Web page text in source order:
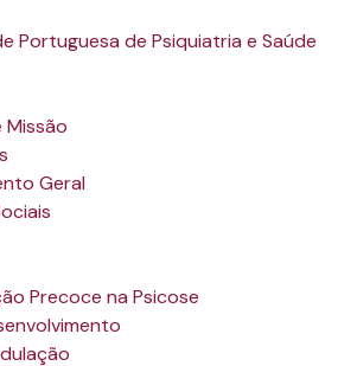
Missão
Geral
Precoce na Psicose